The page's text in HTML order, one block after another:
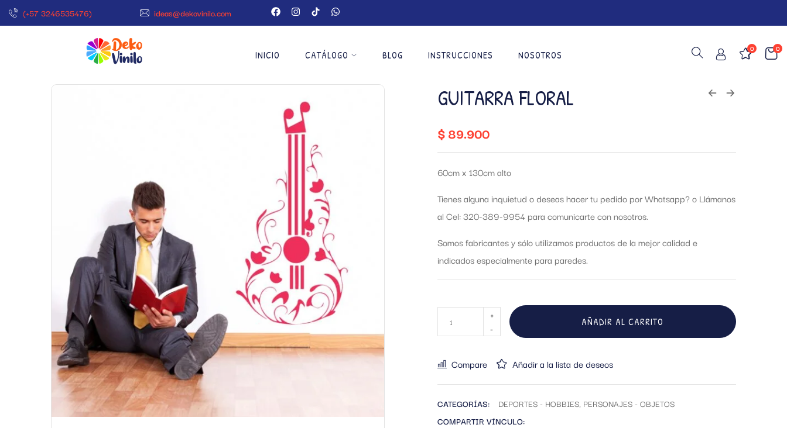
(+57 3246535476) ideas@dekovinilo.com
INICIO CATÁLOGO BLOG INSTRUCCIONES NOSOTROS
0
0
GUITARRA FLORAL
$89.900
60cm x 130cm alto
Tienes alguna inquietud o deseas hacer tu pedido por Whatsapp?o Llámanos
al Cel: 320-389-9954 para comunicarte con nosotros.
Somos fabricantes y sólo utilizamos productos de la mejor calidad e
indicados especialmente para paredes.
AÑADIR AL CARRITO
Compare Añadir a la lista de deseos
CATEGORÍAS: DEPORTES - HOBBIES, PERSONAJES - OBJETOS
COMPARTIR VÍNCULO: